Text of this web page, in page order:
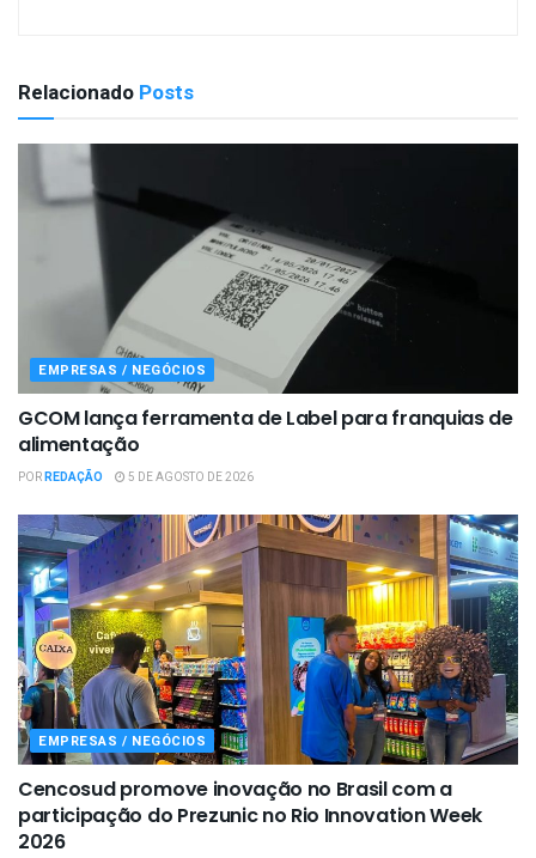
Relacionado Posts
EMPRESAS / NEGÓCIOS
GCOM lança ferramenta de Label para franquias de
alimentação
PORREDAÇÃO 5 DE AGOSTO DE 2026
EMPRESAS / NEGÓCIOS
Cencosud promove inovação no Brasil com a
participação do Prezunic no Rio Innovation Week
2026